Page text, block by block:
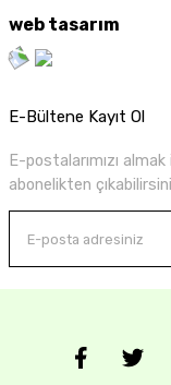
web tasarım
E-Bültene Kayıt Ol
E-postalarımızı
abonelikten